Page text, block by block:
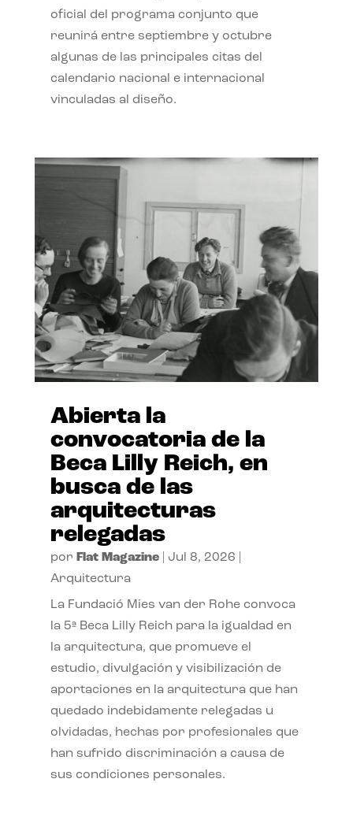
oficial del programa conjunto que
reunirá entre septiembre y octubre
algunas de las principales citas del
calendario nacional e internacional
vinculadas al diseño.
Abierta la
convocatoria de la
Beca Lilly Reich, en
busca de las
arquitecturas
relegadas
por Flat Magazine| Jul 8, 2026
Arquitectura
La Fundació Mies van der Rohe convoca
la 5ª Beca Lilly Reich para la igualdad en
la arquitectura, que promueve el
estudio, divulgación y visibilización de
aportaciones en la arquitectura que han
quedado indebidamente relegadas u
olvidadas, hechas por profesionales que
han sufrido discriminación a causa de
sus condiciones personales.